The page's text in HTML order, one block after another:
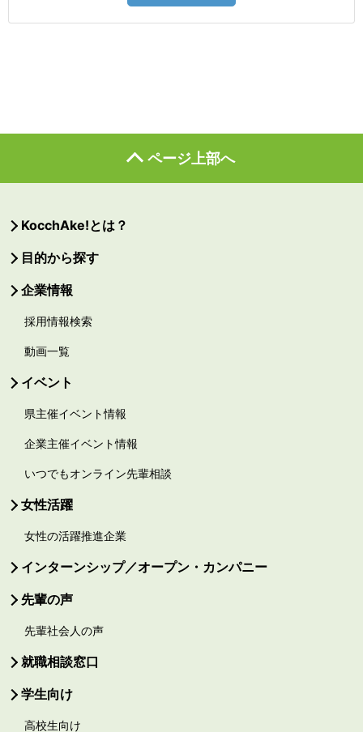
ページ上部へ
KocchAke!とは？
目的から探す
企業情報
採用情報検索
動画一覧
イベント
県主催イベント情報
企業主催イベント情報
いつでもオンライン先輩相談
女性活躍
女性の活躍推進企業
インターンシップ／オープン・カンパニー
先輩の声
先輩社会人の声
就職相談窓口
学生向け
高校生向け